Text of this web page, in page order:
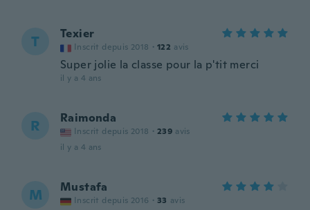
T Texier
Inscrit depuis 2018 · 122 avis
Super jolie la classe pour la p'tit merci
il y a 4 ans
R Raimonda
Inscrit depuis 2018 · 239 avis
il y a 4 ans
M Mustafa
Inscrit depuis 2016 · 33 avis